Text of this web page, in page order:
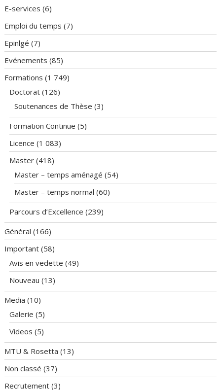
E-services (6)
Emploi du temps (7)
Epinlgé (7)
Evénements (85)
Formations (1 749)
Doctorat (126)
Soutenances de Thèse (3)
Formation Continue (5)
Licence (1 083)
Master (418)
Master – temps aménagé (54)
Master – temps normal (60)
Parcours d’Excellence (239)
Général (166)
Important (58)
Avis en vedette (49)
Nouveau (13)
Media (10)
Galerie (5)
Videos (5)
MTU & Rosetta (13)
Non classé (37)
Recrutement (3)